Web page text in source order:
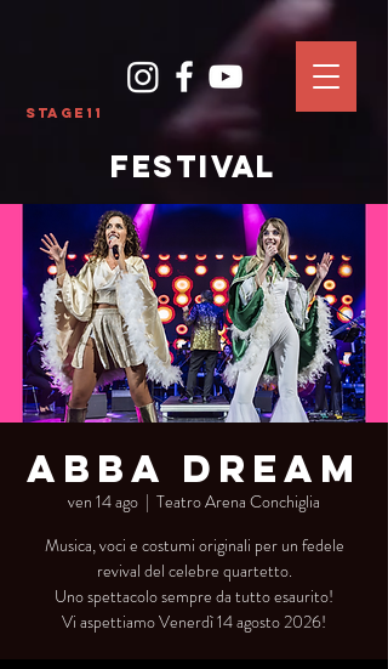
Stage11
FESTIVAL
Abba Dream
ven 14 ago
  |
Teatro Arena Conchiglia
Musica, voci e costumi originali per un fedele
revival del celebre quartetto.
Uno spettacolo sempre da tutto esaurito!
Vi aspettiamo Venerdì 14 agosto 2026!